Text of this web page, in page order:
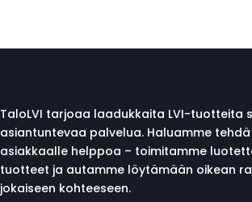
TaloLVI tarjoaa laadukkaita LVI-tuotteita
asiantuntevaa palvelua. Haluamme
asiakkaalle helppoa – toimitamme
tuotteet ja autamme löytämään oikean
jokaiseen kohteeseen.